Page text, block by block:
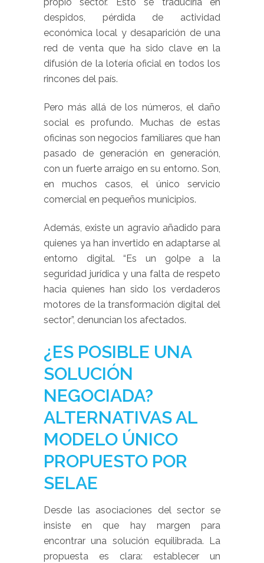
despidos, pérdida de actividad
económica local y desaparición de una
red de venta que ha sido clave en la
difusión de la lotería oficial en todos los
rincones del país.
Pero más allá de los números, el daño
social es profundo. Muchas de estas
oficinas son negocios familiares que han
pasado de generación en generación,
con un fuerte arraigo en su entorno. Son,
en muchos casos, el único servicio
comercial en pequeños municipios.
Además, existe un agravio añadido para
quienes ya han invertido en adaptarse al
entorno digital. “Es un golpe a la
seguridad jurídica y una falta de respeto
hacia quienes han sido los verdaderos
motores de la transformación digital del
sector”, denuncian los afectados.
¿ES POSIBLE UNA
SOLUCIÓN
NEGOCIADA?
ALTERNATIVAS AL
MODELO ÚNICO
PROPUESTO POR
SELAE
Desde las asociaciones del sector se
insiste en que hay margen para
encontrar una solución equilibrada. La
propuesta es clara: establecer un